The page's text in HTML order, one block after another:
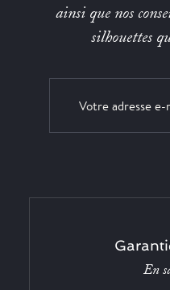
ainsi que nos
silhouettes
En